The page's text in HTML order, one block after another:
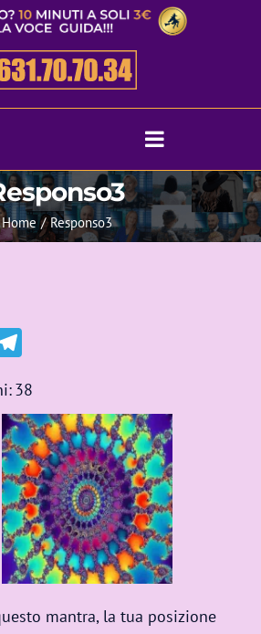
Home Responso3
38
mantra, la tua posizione